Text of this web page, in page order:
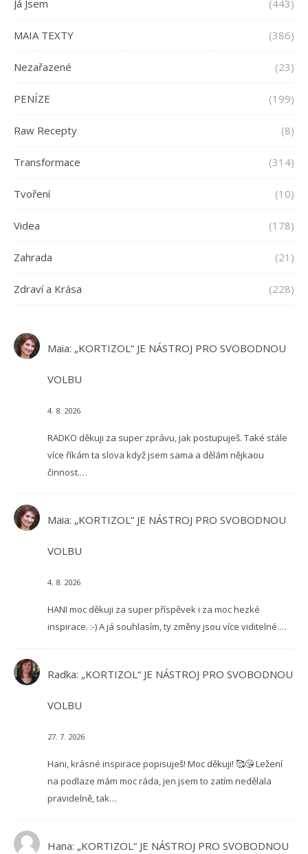
Já Jsem (443)
MAIA TEXTY (386)
Nezařazené (23)
PENÍZE (199)
Raw Recepty (8)
Transformace (314)
Tvoření (10)
Videa (178)
Zahrada (21)
Zdraví a Krása (228)
Maia: „KORTIZOL“ JE NÁSTROJ PRO SVOBODNOU
VOLBU
4. 8. 2026
RADKO děkuji za super zprávu, jak postupuješ. Také stále
více říkám ta slova když jsem sama a dělám nějkaou
činnost.…
Maia: „KORTIZOL“ JE NÁSTROJ PRO SVOBODNOU
VOLBU
4. 8. 2026
HANI moc děkuji za super příspěvek i za moc hezké
inspirace. :-) A já souhlasím, ty změny jsou více viditelné.…
Radka: „KORTIZOL“ JE NÁSTROJ PRO SVOBODNOU
VOLBU
27. 7. 2026
Hani, krásné inspirace popisuješ! Moc děkuji! 🥰😘 Ležení
na podlaze mám moc ráda, jen jsem to zatím nedělala
pravidelně, tak…
Hana: „KORTIZOL“ JE NÁSTROJ PRO SVOBODNOU